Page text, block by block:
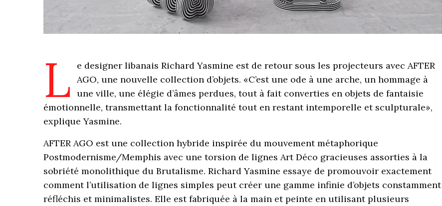
L
e designer libanais Richard Yasmine est de retour sous les projecteurs avec AFTER
AGO, une nouvelle collection d’objets. «C’est une ode à une arche, un hommage à
une ville, une élégie d’âmes perdues, tout à fait converties en objets de fantaisie
émotionnelle, transmettant la fonctionnalité tout en restant intemporelle et sculpturale»,
explique Yasmine.
AFTER AGO est une collection hybride inspirée du mouvement métaphorique
Postmodernisme/Memphis avec une torsion de lignes Art Déco gracieuses assorties à la
sobriété monolithique du Brutalisme. Richard Yasmine essaye de promouvoir exactement
comment l’utilisation de lignes simples peut créer une gamme infinie d’objets constamment
réfléchis et minimalistes. Elle est fabriquée à la main et peinte en utilisant plusieurs